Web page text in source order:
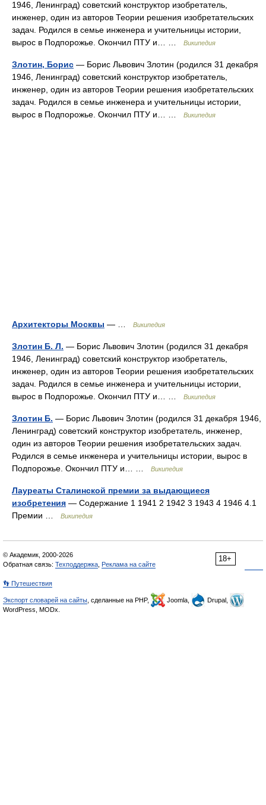
1946, Ленинград) советский конструктор изобретатель,
инженер, один из авторов Теории решения изобретательских
задач. Родился в семье инженера и учительницы истории,
вырос в Подпорожье. Окончил ПТУ и… …
Википедия
Злотин, Борис — Борис Львович Злотин (родился 31 декабря
1946, Ленинград) советский конструктор изобретатель,
инженер, один из авторов Теории решения изобретательских
задач. Родился в семье инженера и учительницы истории,
вырос в Подпорожье. Окончил ПТУ и… …
Википедия
Архитекторы Москвы — … Википедия
Злотин Б. Л. — Борис Львович Злотин (родился 31 декабря
1946, Ленинград) советский конструктор изобретатель,
инженер, один из авторов Теории решения изобретательских
задач. Родился в семье инженера и учительницы истории,
вырос в Подпорожье. Окончил ПТУ и… …
Википедия
Злотин Б. — Борис Львович Злотин (родился 31 декабря 1946,
Ленинград) советский конструктор изобретатель, инженер,
один из авторов Теории решения изобретательских задач.
Родился в семье инженера и учительницы истории, вырос в
Подпорожье. Окончил ПТУ и… …
Википедия
Лауреаты Сталинской премии за выдающиеся
изобретения — Содержание 1 1941 2 1942 3 1943 4 1946 4.1
Премии …
Википедия
18+
© Академик, 2000-2026
Обратная связь: Техподдержка Реклама на сайте
👣 Путешествия
Экспорт словарей на сайты , сделанные на PHP, Joomla,
Drupal,
WordPress, MODx.